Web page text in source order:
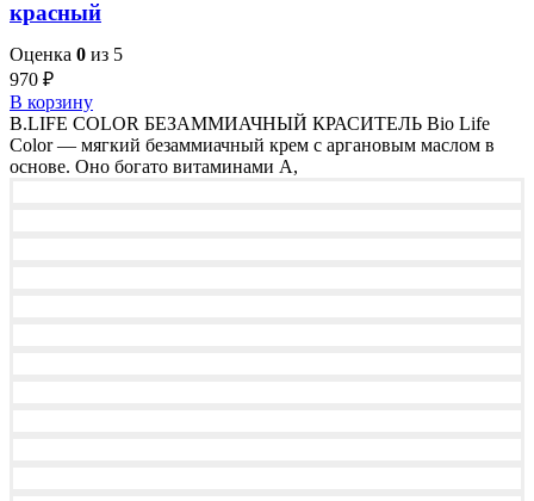
красный
Оценка 0 из 5
970 ₽
В корзину
B.LIFE COLOR БЕЗАММИАЧНЫЙ КРАСИТЕЛЬ Bio Life
Color — мягкий безаммиачный крем с аргановым маслом в
основе. Оно богато витаминами A,